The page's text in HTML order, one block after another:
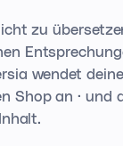
zu
wendet
Shop an · und